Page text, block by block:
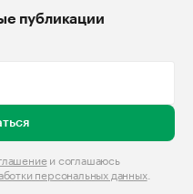
публикации
и соглашаюсь
персональных данных.